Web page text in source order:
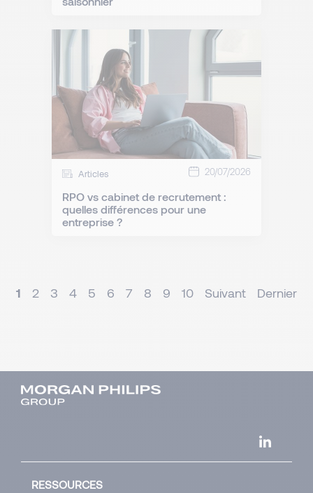
Articles 20/07/2026
RPO vs cabinet de recrutement :
quelles différences pour une
entreprise ?
1 2 3 4 5 6 7 8 9 10 Suivant Dernier
RESSOURCES